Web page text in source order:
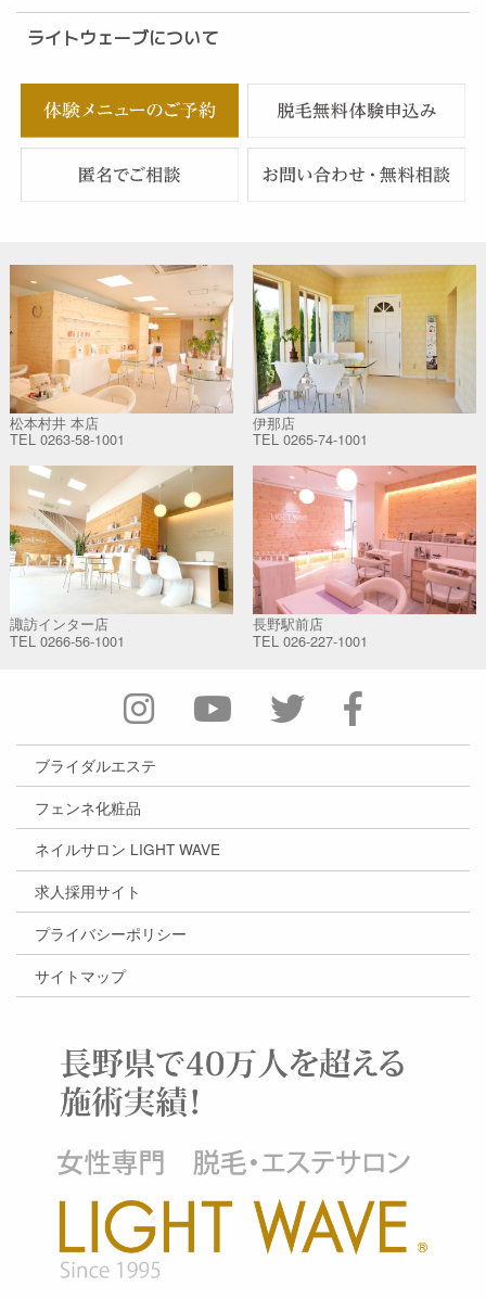
ライトウェーブについて
松本村井 本店
TEL 0263-58-1001
伊那店
TEL 0265-74-1001
諏訪インター店
TEL 0266-56-1001
長野駅前店
TEL 026-227-1001
ブライダルエステ
フェンネ化粧品
ネイルサロン LIGHT WAVE
求人採用サイト
プライバシーポリシー
サイトマップ